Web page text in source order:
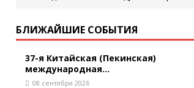
БЛИЖАЙШИЕ СОБЫТИЯ
37-я Китайская (Пекинская)
международная...
08 сентября 2026